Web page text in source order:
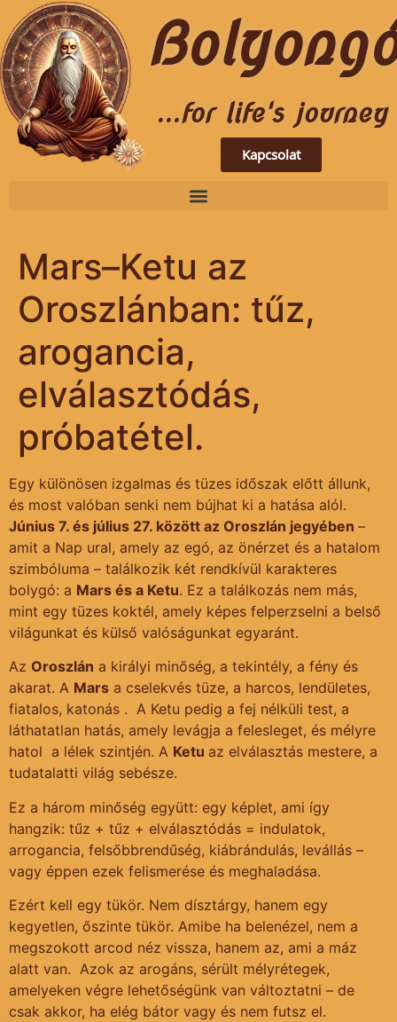
...for life's journey
Kapcsolat
Mars–Ketu az
Oroszlánban: tűz,
arogancia,
elválasztódás,
próbatétel.
Egy különösen izgalmas és tüzes időszak előtt állunk,
és most valóban senki nem bújhat ki a hatása alól.
Június 7. és július 27. között az Oroszlán jegyében –
amit a Nap ural, amely az egó, az önérzet és a hatalom
szimbóluma – találkozik két rendkívül karakteres
bolygó: a Mars és a Ketu. Ez a találkozás nem más,
mint egy tüzes koktél, amely képes felperzselni a belső
világunkat és külső valóságunkat egyaránt.
Az Oroszlán a királyi minőség, a tekintély, a fény és
akarat. A Mars a cselekvés tüze, a harcos, lendületes,
fiatalos, katonás . A Ketu pedig a fej nélküli test, a
láthatatlan hatás, amely levágja a felesleget, és mélyre
hatol a lélek szintjén. A Ketu az elválasztás mestere, a
tudatalatti világ sebésze.
Ez a három minőség együtt: egy képlet, ami így
hangzik: tűz + tűz + elválasztódás = indulatok,
arrogancia, felsőbbrendűség, kiábrándulás, levállás –
vagy éppen ezek felismerése és meghaladása.
Ezért kell egy tükör. Nem dísztárgy, hanem egy
kegyetlen, őszinte tükör. Amibe ha belenézel, nem a
megszokott arcod néz vissza, hanem az, ami a máz
alatt van. Azok az arogáns, sérült mélyrétegek,
amelyeken végre lehetőségünk van változtatni – de
csak akkor, ha elég bátor vagy és nem futsz el.